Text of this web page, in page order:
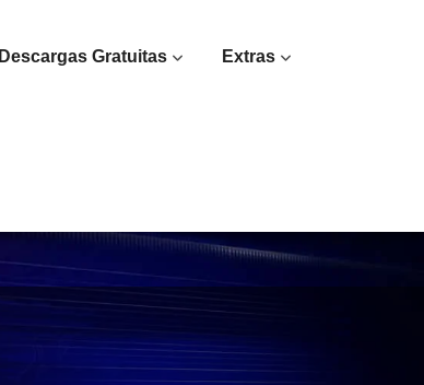
Descargas Gratuitas Extras